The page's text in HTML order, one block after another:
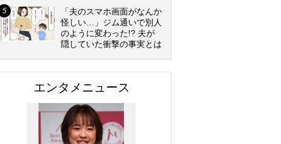
「夫のスマホ画面がなんか
怪しい…」ジム通いで別人
のように変わった!? 夫が
隠していた衝撃の事実とは
エンタメニュース